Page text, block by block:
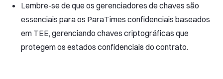
Lembre-se de que os gerenciadores de chaves são
essenciais para os ParaTimes conﬁdenciais baseados
em TEE, gerenciando chaves criptográficas que
protegem os estados confidenciais do contrato.